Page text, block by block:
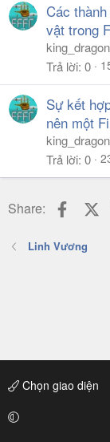
Các
vật trong
Trả lời 0
Sự kết
nên một
Trả lời 0
Share:
Linh Vương
Chọn giao diện